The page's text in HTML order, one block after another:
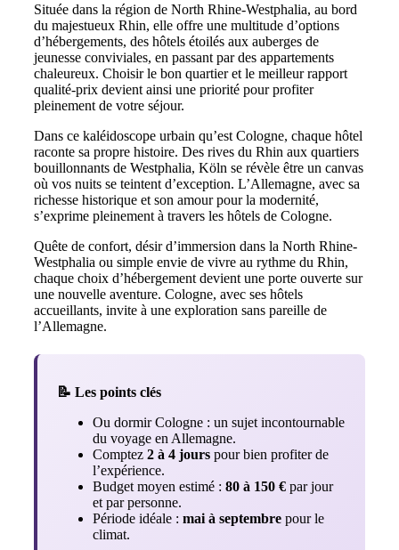
Située dans la région de North Rhine-Westphalia, au bord
du majestueux Rhin, elle offre une multitude d’options
d’hébergements, des hôtels étoilés aux auberges de
jeunesse conviviales, en passant par des appartements
chaleureux. Choisir le bon quartier et le meilleur rapport
qualité-prix devient ainsi une priorité pour profiter
pleinement de votre séjour.
Dans ce kaléidoscope urbain qu’est Cologne, chaque hôtel
raconte sa propre histoire. Des rives du Rhin aux quartiers
bouillonnants de Westphalia, Köln se révèle être un canvas
où vos nuits se teintent d’exception. L’Allemagne, avec sa
richesse historique et son amour pour la modernité,
s’exprime pleinement à travers les hôtels de Cologne.
Quête de confort, désir d’immersion dans la North Rhine-
Westphalia ou simple envie de vivre au rythme du Rhin,
chaque choix d’hébergement devient une porte ouverte sur
une nouvelle aventure. Cologne, avec ses hôtels
accueillants, invite à une exploration sans pareille de
l’Allemagne.
📝 Les points clés
Ou dormir Cologne : un sujet incontournable
du voyage en Allemagne.
Comptez 2 à 4 jours pour bien profiter de
l’expérience.
Budget moyen estimé : 80 à 150 € par jour
et par personne.
Période idéale : mai à septembre pour le
climat.